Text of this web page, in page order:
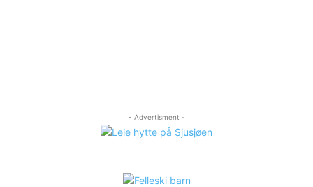
- Advertisment -